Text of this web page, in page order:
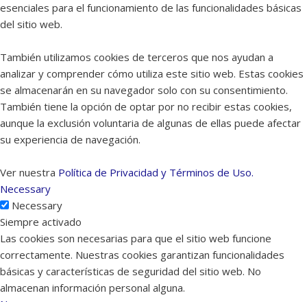
esenciales para el funcionamiento de las funcionalidades básicas
del sitio web.
También utilizamos cookies de terceros que nos ayudan a
analizar y comprender cómo utiliza este sitio web. Estas cookies
se almacenarán en su navegador solo con su consentimiento.
También tiene la opción de optar por no recibir estas cookies,
aunque la exclusión voluntaria de algunas de ellas puede afectar
su experiencia de navegación.
Ver nuestra Política de Privacidad y Términos de Uso.
Necessary
Necessary
Siempre activado
Las cookies son necesarias para que el sitio web funcione
correctamente. Nuestras cookies garantizan funcionalidades
básicas y características de seguridad del sitio web. No
almacenan información personal alguna.